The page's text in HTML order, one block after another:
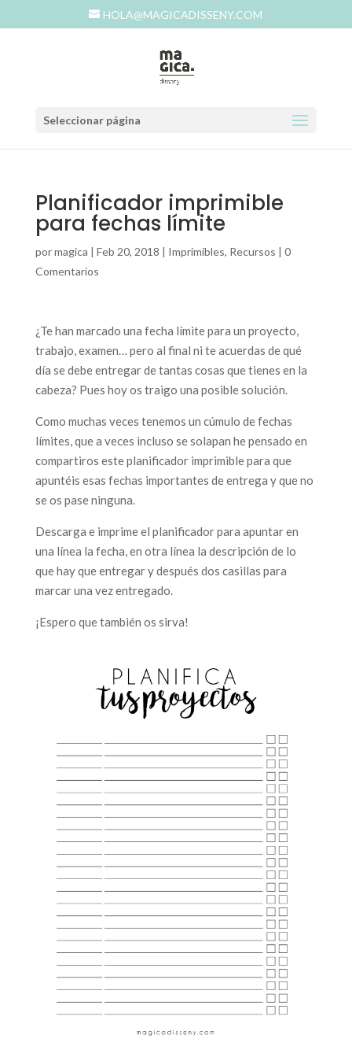
HOLA@MAGICADISSENY.COM
Seleccionar página
Planificador imprimible
para fechas límite
pormagica | Feb 20, 2018 | Imprimibles, Recursos | 0
Comentarios
¿Te han marcado una fecha límite para un proyecto,
trabajo, examen… pero al final ni te acuerdas de qué
día se debe entregar de tantas cosas que tienes en la
cabeza? Pues hoy os traigo una posible solución.
Como muchas veces tenemos un cúmulo de fechas
límites, que a veces incluso se solapan he pensado en
compartiros este planificador imprimible para que
apuntéis esas fechas importantes de entrega y que no
se os pase ninguna.
Descarga e imprime el planificador para apuntar en
una línea la fecha, en otra línea la descripción de lo
que hay que entregar y después dos casillas para
marcar una vez entregado.
¡Espero que también os sirva!